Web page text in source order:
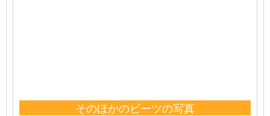
そのほかのビーツの写真